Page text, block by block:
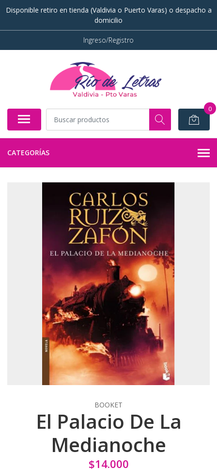
Disponible retiro en tienda (Valdivia o Puerto Varas) o despacho a
domicilio
Ingreso/Registro
0
CATEGORÍAS
BOOKET
El Palacio De La
Medianoche
$14.000